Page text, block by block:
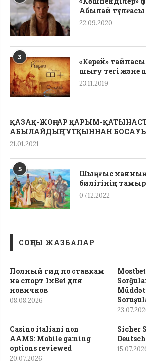
Абылай тұлғасы
22.09.2020
3
«Керей»
шығу тегі жəне
23.11.2019
ҚАЗАҚ-ЖОҢҒАР ҚАРЫМ-
АБЫЛАЙДЫҢ ТҰТҚЫННАН
21.01.2021
5
Шыңғыс ханның
билігінің
07.12.2022
СОҢҒЫ ЖАЗБАЛАР
Полный гид по ставкам
на спорт 1xBet для
новичков
08.08.2026
Casino italiani non
AAMS: Mobile gaming
options reviewed
20.07.2026
Sicher